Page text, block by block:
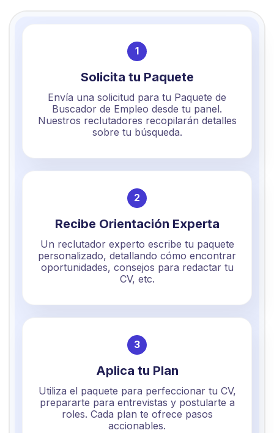
1
Solicita tu Paquete
Envía una solicitud para tu Paquete de
Buscador de Empleo desde tu panel.
Nuestros reclutadores recopilarán detalles
sobre tu búsqueda.
2
Recibe Orientación Experta
Un reclutador experto escribe tu paquete
personalizado, detallando cómo encontrar
oportunidades, consejos para redactar tu
CV, etc.
3
Aplica tu Plan
Utiliza el paquete para perfeccionar tu CV,
prepararte para entrevistas y postularte a
roles. Cada plan te ofrece pasos
accionables.